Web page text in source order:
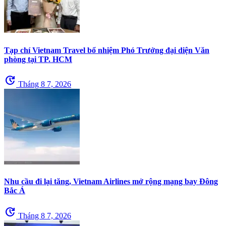
Tạp chí Vietnam Travel bổ nhiệm Phó Trưởng đại diện Văn
phòng tại TP. HCM
update Tháng 8 7, 2026
Nhu cầu đi lại tăng, Vietnam Airlines mở rộng mạng bay Đông
Bắc Á
update Tháng 8 7, 2026